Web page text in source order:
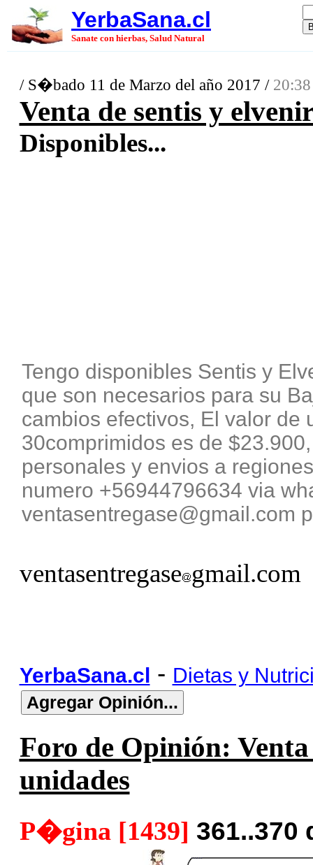
YerbaSana.cl
Sanate con hierbas, Salud Natural
/ S�bado 11 de Marzo del año 2017 /
Venta de sentis y
Disponibles...
Tengo disponibles Sentis y
que son necesarios para su
cambios efectivos, El valor de
30comprimidos es de
personales y envios a
numero +56944796634 via
ventasentregase@gmail.com
ventasentregase gmail.com
YerbaSana.cl - Dietas y
Foro de Opinión:
unidades
P�gina [1439] 361..370